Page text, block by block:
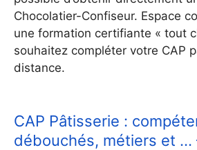
Chocolatier-Confiseur. Espace
une formation certifiante « tout
souhaitez compléter votre CAP
distance.
CAP Pâtisserie :
débouchés, métiers et …